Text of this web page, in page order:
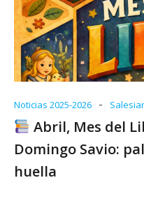
Noticias 2025-2026 -
Abril, Mes del
Domingo Savio:
huella